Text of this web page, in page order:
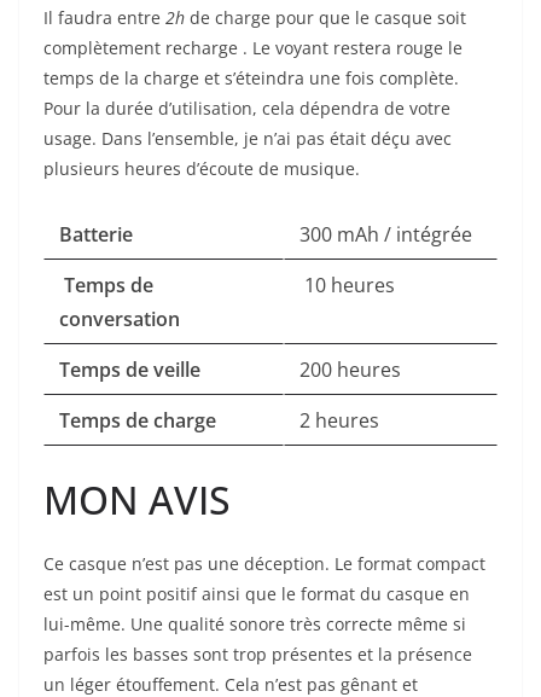
Il faudra entre 2h de charge pour que le casque soit
complètement recharge . Le voyant restera rouge le
temps de la charge et s’éteindra une fois complète.
Pour la durée d’utilisation, cela dépendra de votre
usage. Dans l’ensemble, je n’ai pas était déçu avec
plusieurs heures d’écoute de musique.
Batterie
300 mAh / intégrée
Temps de
conversation
10 heures
Temps de veille
200 heures
Temps de charge
2 heures
MON AVIS
Ce casque n’est pas une déception. Le format compact
est un point positif ainsi que le format du casque en
lui-même. Une qualité sonore très correcte même si
parfois les basses sont trop présentes et la présence
un léger étouffement. Cela n’est pas gênant et